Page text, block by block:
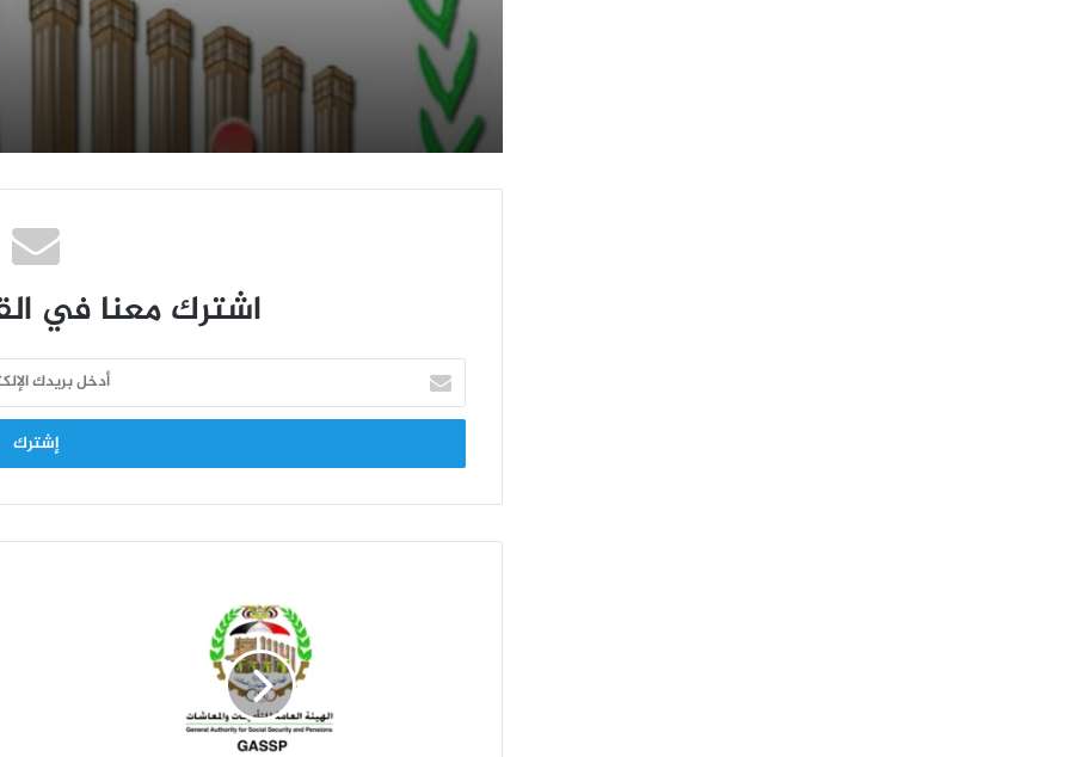
اكتوبر 2021م للمتقاعدين لسنة2026م – توريد
ثلاثة مصاعد (للمبنى الرئيسي
للهيئة -والمبنى الاستثماري
المؤجر لبنك التسليف
والزراعي) إضافة الى فك
السابقة بالمناقصة العامة رقم
اشترك معنا في
خ
ب
د